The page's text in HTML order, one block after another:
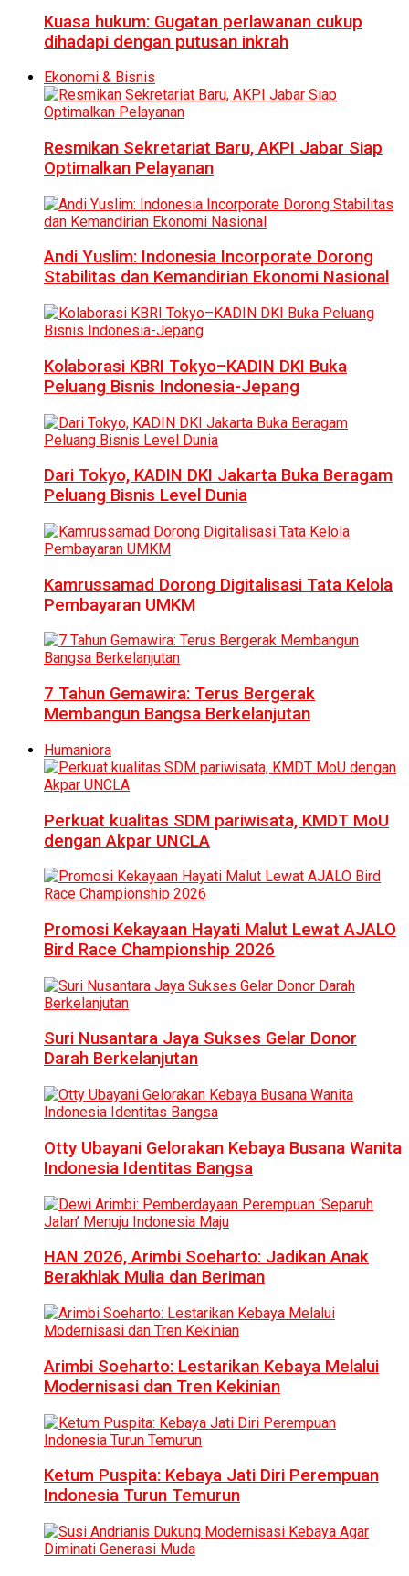
Kuasa hukum: Gugatan perlawanan cukup
dihadapi dengan putusan inkrah
Ekonomi & Bisnis
Resmikan Sekretariat Baru, AKPI Jabar Siap
Optimalkan Pelayanan
Andi Yuslim: Indonesia Incorporate Dorong
Stabilitas dan Kemandirian Ekonomi Nasional
Kolaborasi KBRI Tokyo–KADIN DKI Buka
Peluang Bisnis Indonesia-Jepang
Dari Tokyo, KADIN DKI Jakarta Buka Beragam
Peluang Bisnis Level Dunia
Kamrussamad Dorong Digitalisasi Tata Kelola
Pembayaran UMKM
7 Tahun Gemawira: Terus Bergerak
Membangun Bangsa Berkelanjutan
Humaniora
Perkuat kualitas SDM pariwisata, KMDT MoU
dengan Akpar UNCLA
Promosi Kekayaan Hayati Malut Lewat AJALO
Bird Race Championship 2026
Suri Nusantara Jaya Sukses Gelar Donor
Darah Berkelanjutan
Otty Ubayani Gelorakan Kebaya Busana Wanita
Indonesia Identitas Bangsa
HAN 2026, Arimbi Soeharto: Jadikan Anak
Berakhlak Mulia dan Beriman
Arimbi Soeharto: Lestarikan Kebaya Melalui
Modernisasi dan Tren Kekinian
Ketum Puspita: Kebaya Jati Diri Perempuan
Indonesia Turun Temurun